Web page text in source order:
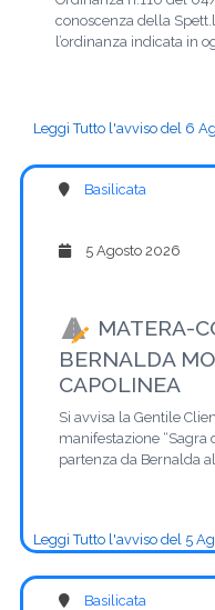
conoscenza della
l’ordinanza indicata in
Leggi Tutto l'avviso del 6
Basilicata
5 Agosto 2026
MATERA-
BERNALDA
CAPOLINEA
Si avvisa la Gentile
manifestazione “Sagra
partenza da Bernalda
Leggi Tutto l'avviso del 5
Basilicata